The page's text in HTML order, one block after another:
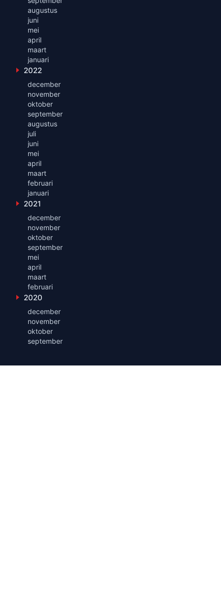
augustus
juni
mei
april
maart
januari
Toon maanden uit 2022
2022
december
november
oktober
september
augustus
juli
juni
mei
april
maart
februari
januari
Toon maanden uit 2021
2021
december
november
oktober
september
mei
april
maart
februari
Toon maanden uit 2020
2020
december
november
oktober
september